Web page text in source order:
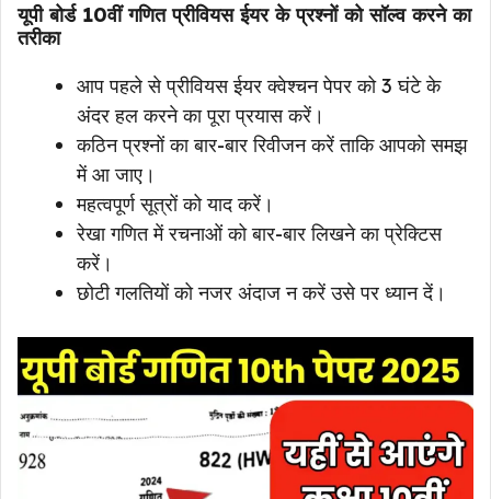
यूपी बोर्ड 10वीं गणित प्रीवियस ईयर के प्रश्नों को सॉल्व करने का
तरीका
आप पहले से प्रीवियस ईयर क्वेश्चन पेपर को 3 घंटे के
अंदर हल करने का पूरा प्रयास करें।
कठिन प्रश्नों का बार-बार रिवीजन करें ताकि आपको समझ
में आ जाए।
महत्वपूर्ण सूत्रों को याद करें।
रेखा गणित में रचनाओं को बार-बार लिखने का प्रेक्टिस
करें।
छोटी गलतियों को नजर अंदाज न करें उसे पर ध्यान दें।